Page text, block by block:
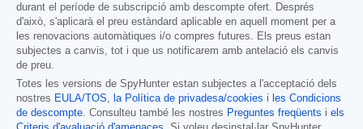
durant el període de subscripció amb descompte ofert. Després
d'això, s'aplicarà el preu estàndard aplicable en aquell moment per a
les renovacions automàtiques i/o compres futures. Els preus estan
subjectes a canvis, tot i que us notificarem amb antelació els canvis
de preu.
Totes les versions de SpyHunter estan subjectes a l'acceptació dels
nostres EULA/TOS, la Política de privadesa/cookies i les Condicions
de descompte. Consulteu també les nostres Preguntes freqüents i els